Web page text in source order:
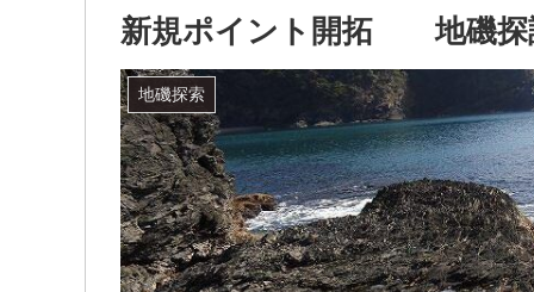
新規ポイント開拓 地
地磯探索